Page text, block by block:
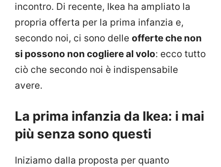
incontro. Di recente, Ikea ha ampliato la
propria offerta per la prima infanzia e,
secondo noi, ci sono delle offerte che non
si possono non cogliere al volo: ecco tutto
ciò che secondo noi è indispensabile
avere.
La prima infanzia da Ikea: i mai
più senza sono questi
Iniziamo dalla proposta per quanto